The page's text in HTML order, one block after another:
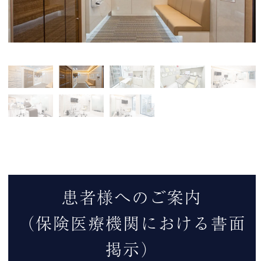
患者様へのご案内
（保険医療機関における書面
掲示）